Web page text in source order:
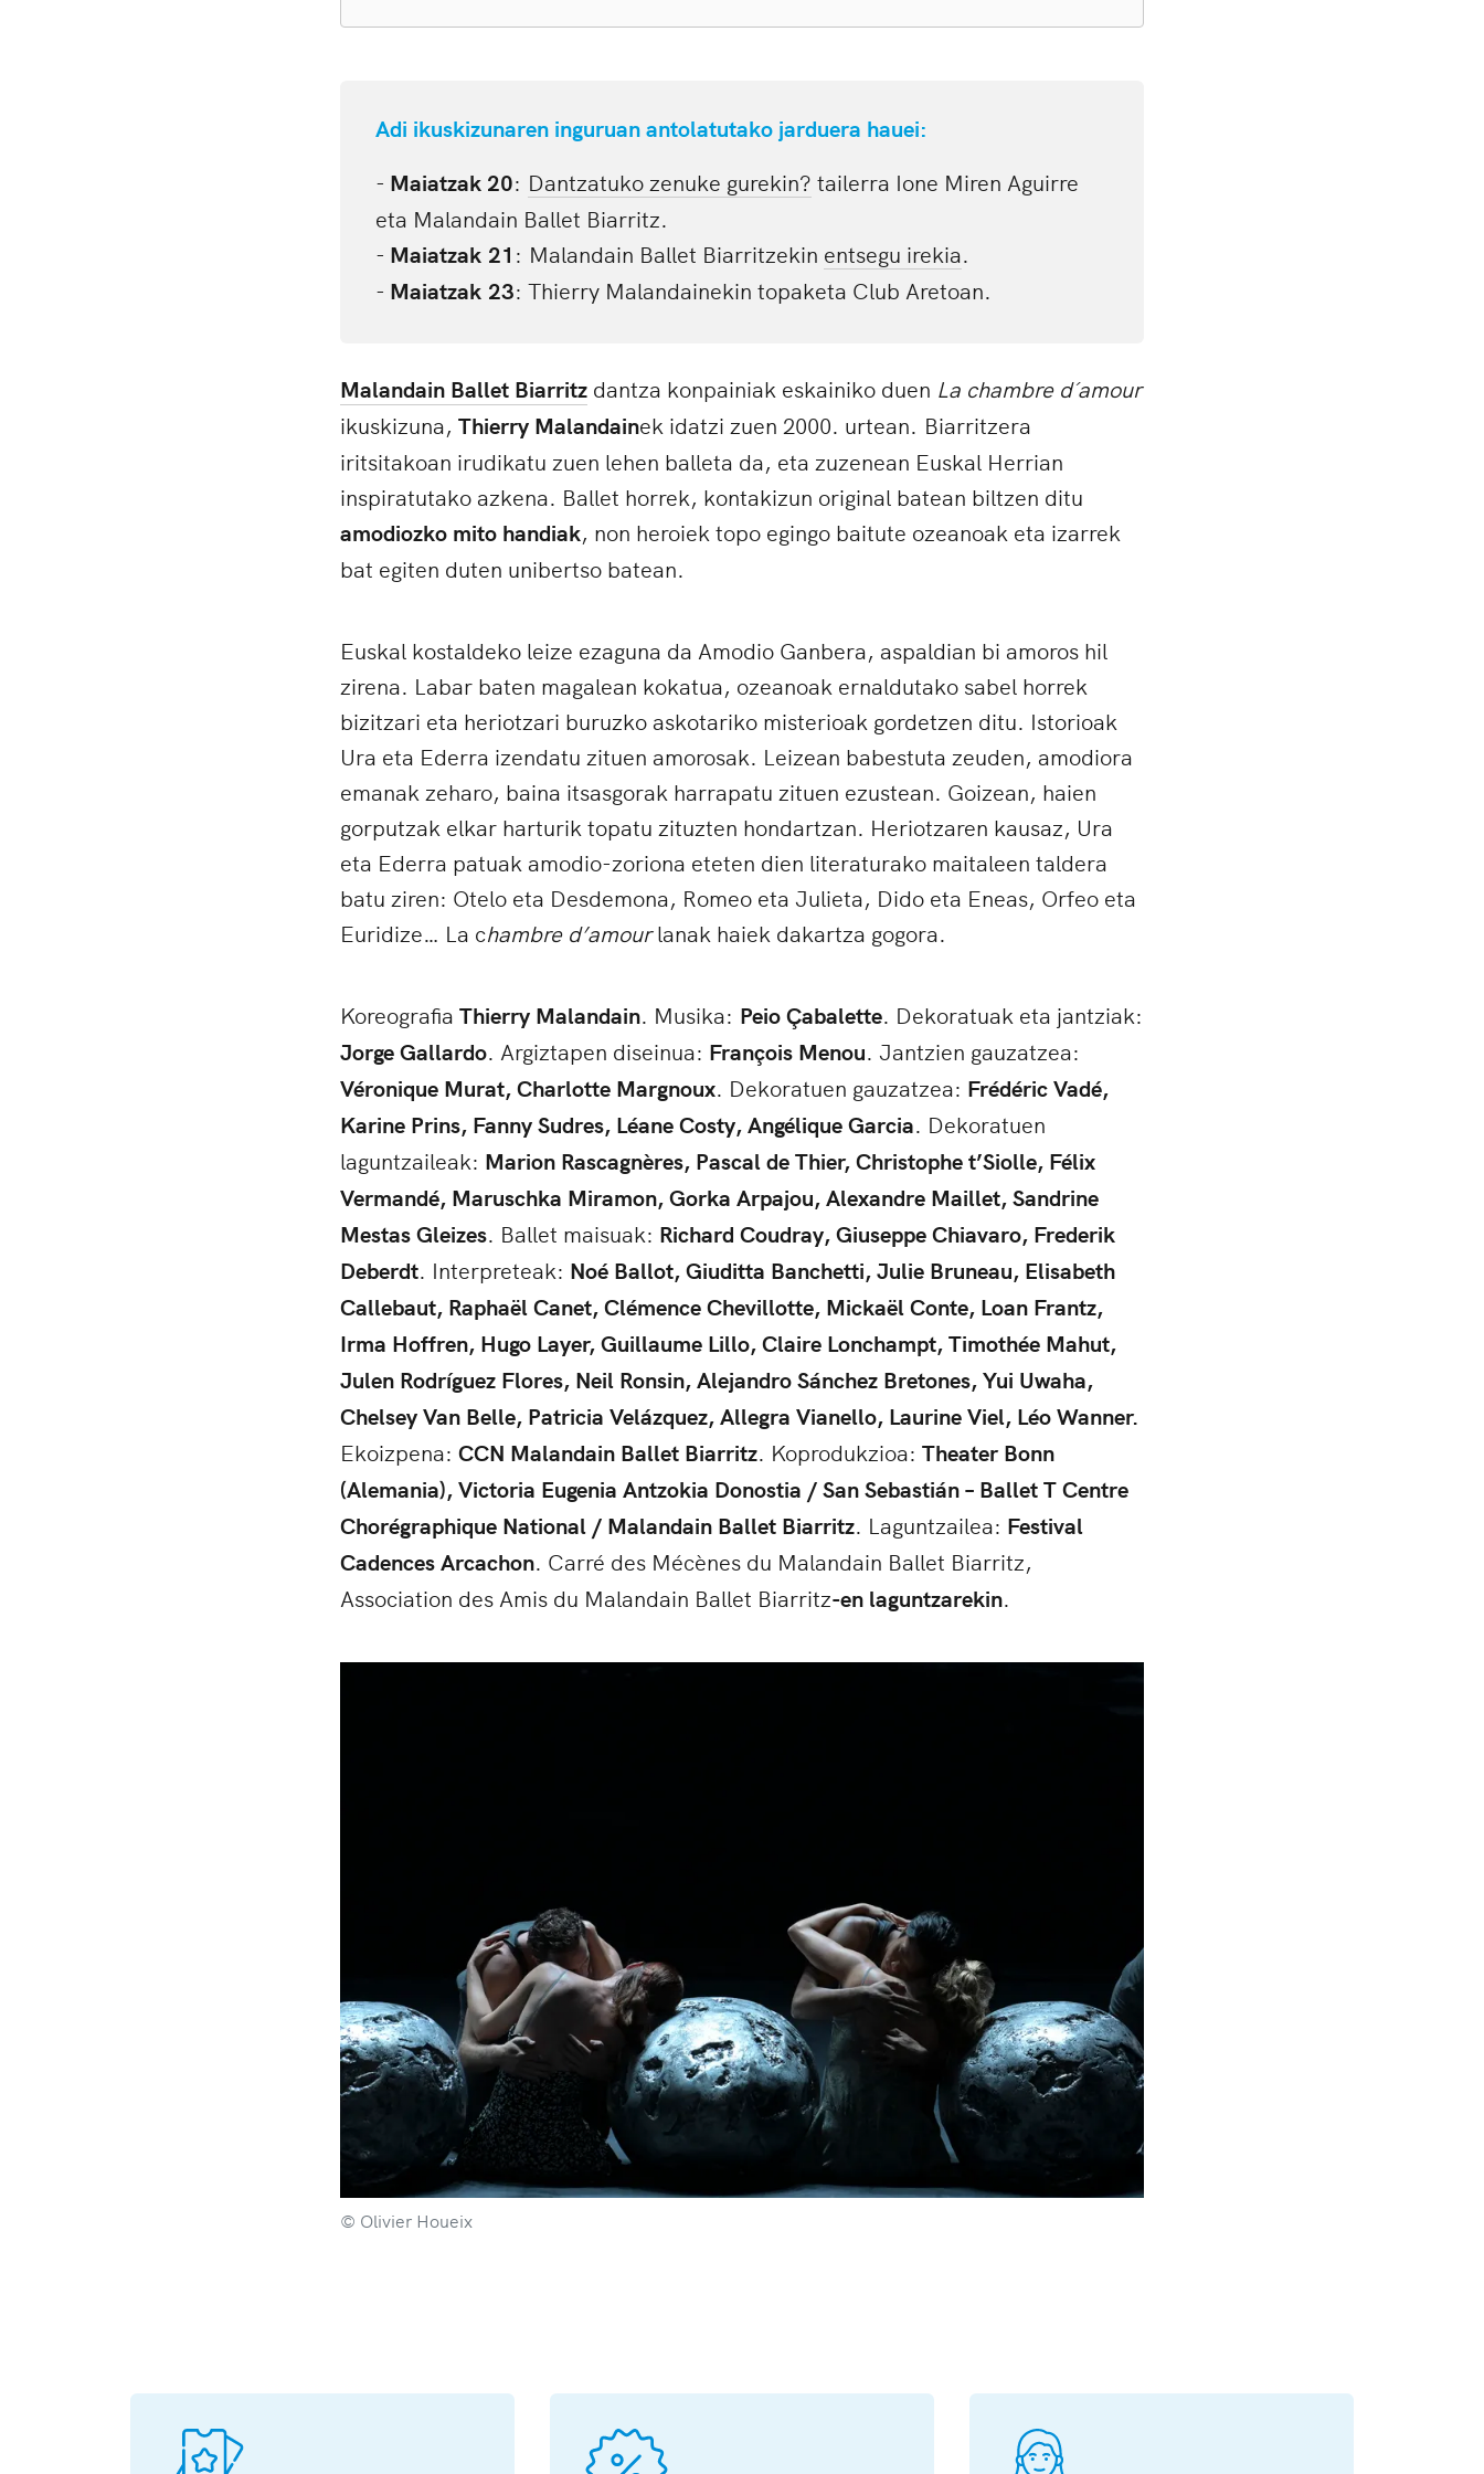
Adi ikuskizunaren inguruan antolatutako jarduera hauei:
- Maiatzak 20: Dantzatuko zenuke gurekin? tailerra Ione Miren Aguirre
eta Malandain Ballet Biarritz.
- Maiatzak 21 : Malandain Ballet Biarritzekin entsegu irekia.
- Maiatzak 23: Thierry Malandainekin topaketa Club Aretoan.
Malandain Ballet Biarritz dantza konpainiak eskainiko duen La chambre d´amour
ikuskizuna, Thierry Malandainek idatzi zuen 2000. urtean. Biarritzera
iritsitakoan irudikatu zuen lehen balleta da, eta zuzenean Euskal Herrian
inspiratutako azkena. Ballet horrek, kontakizun original batean biltzen ditu
amodiozko mito handiak, non heroiek topo egingo baitute ozeanoak eta izarrek
bat egiten duten unibertso batean.
Euskal kostaldeko leize ezaguna da Amodio Ganbera, aspaldian bi amoros hil
zirena. Labar baten magalean kokatua, ozeanoak ernaldutako sabel horrek
bizitzari eta heriotzari buruzko askotariko misterioak gordetzen ditu. Istorioak
Ura eta Ederra izendatu zituen amorosak. Leizean babestuta zeuden, amodiora
emanak zeharo, baina itsasgorak harrapatu zituen ezustean. Goizean, haien
gorputzak elkar harturik topatu zituzten hondartzan. Heriotzaren kausaz, Ura
eta Ederra patuak amodio-zoriona eteten dien literaturako maitaleen taldera
batu ziren: Otelo eta Desdemona, Romeo eta Julieta, Dido eta Eneas, Orfeo eta
Euridize… La chambre d’amourlanak haiek dakartza gogora.
Koreografia Thierry Malandain. Musika: Peio Çabalette. Dekoratuak eta jantziak:
Jorge Gallardo. Argiztapen diseinua: François Menou. Jantzien gauzatzea:
Véronique Murat, Charlotte Margnoux. Dekoratuen gauzatzea: Frédéric Vadé,
Karine Prins, Fanny Sudres, Léane Costy, Angélique Garcia. Dekoratuen
laguntzaileak: Marion Rascagnères, Pascal de Thier, Christophe t’Siolle, Félix
Vermandé, Maruschka Miramon, Gorka Arpajou, Alexandre Maillet, Sandrine
Mestas Gleizes. Ballet maisuak: Richard Coudray, Giuseppe Chiavaro, Frederik
Deberdt. Interpreteak: Noé Ballot, Giuditta Banchetti, Julie Bruneau, Elisabeth
Callebaut, Raphaël Canet, Clémence Chevillotte, Mickaël Conte, Loan Frantz,
Irma Hoffren, Hugo Layer, Guillaume Lillo, Claire Lonchampt, Timothée Mahut,
Julen Rodríguez Flores, Neil Ronsin, Alejandro Sánchez Bretones, Yui Uwaha,
Chelsey Van Belle, Patricia Velázquez, Allegra Vianello, Laurine Viel, Léo Wanner.
Ekoizpena: CCN Malandain Ballet Biarritz. Koprodukzioa: Theater Bonn
(Alemania), Victoria Eugenia Antzokia Donostia / San Sebastián – Ballet T Centre
Chorégraphique National / Malandain Ballet Biarritz. Laguntzailea: Festival
Cadences Arcachon. Carré des Mécènes du Malandain Ballet Biarritz,
Association des Amis du Malandain Ballet Biarritz-en laguntzarekin.
© Olivier Houeix